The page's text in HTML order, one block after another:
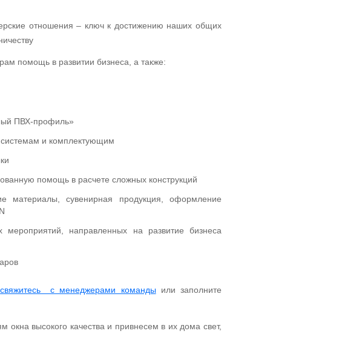
отношения – ключ к достижению наших общих
помощь в развитии бизнеса, а также:
ПВХ-профиль»
и комплектующим
помощь в расчете сложных конструкций
материалы, сувенирная продукция, оформление
направленных на развитие бизнеса
свяжитесь с менеджерами командыили заполните
высокого качества и привнесем в их дома свет,